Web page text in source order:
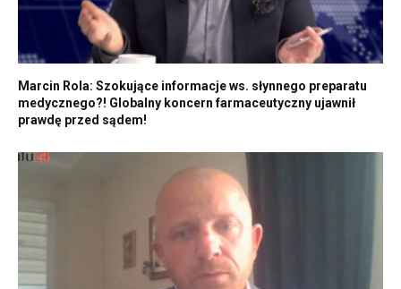
Marcin Rola: Szokujące informacje ws. słynnego preparatu
medycznego?! Globalny koncern farmaceutyczny ujawnił
prawdę przed sądem!